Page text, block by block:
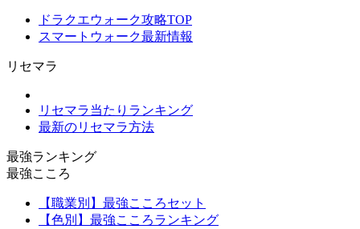
ドラクエウォーク攻略TOP
スマートウォーク最新情報
リセマラ
リセマラ当たりランキング
最新のリセマラ方法
最強ランキング
最強こころ
【職業別】最強こころセット
【色別】最強こころランキング